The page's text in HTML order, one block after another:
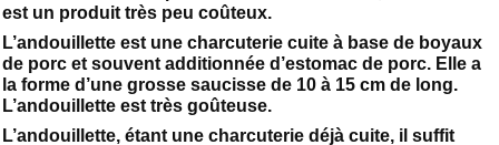
est un produit très peu coûteux.
L’andouillette est une charcuterie cuite à base de boyaux
de porc et souvent additionnée d’estomac de porc. Elle a
la forme d’une grosse saucisse de 10 à 15 cm de long.
L’andouillette est très goûteuse.
L’andouillette, étant une charcuterie déjà cuite, il suffit